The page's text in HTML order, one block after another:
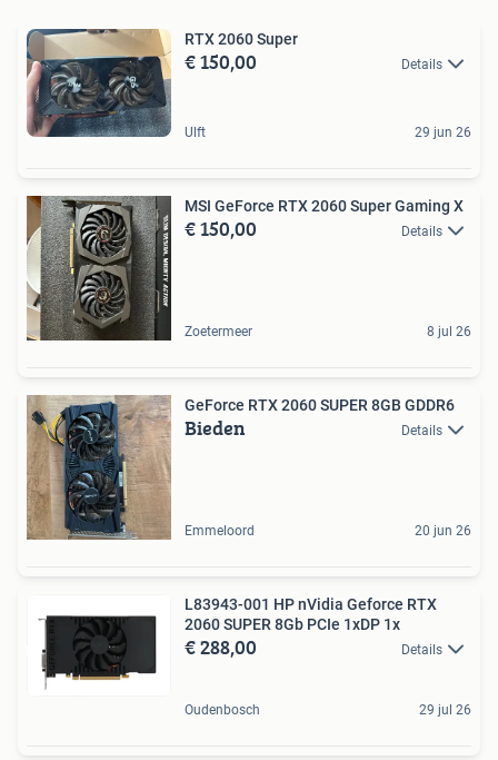
RTX 2060 Super
€ 150,00 Details
Ulft 29 jun 26
MSI GeForce RTX 2060 Super Gaming X
€ 150,00 Details
Zoetermeer 8 jul 26
GeForce RTX 2060 SUPER 8GB GDDR6
Bieden Details
Emmeloord 20 jun 26
L83943-001 HP nVidia Geforce RTX
2060 SUPER 8Gb PCIe 1xDP 1x
€ 288,00 Details
Oudenbosch 29 jul 26